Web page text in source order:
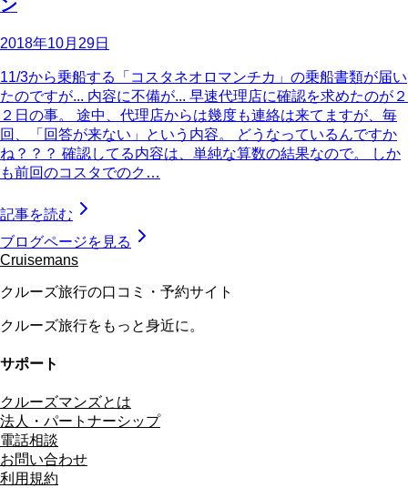
ン
2018年10月29日
11/3から乗船する「コスタネオロマンチカ」の乗船書類が届い
たのですが... 内容に不備が... 早速代理店に確認を求めたのが２
２日の事。 途中、代理店からは幾度も連絡は来てますが、毎
回、「回答が来ない」という内容。 どうなっているんですか
ね？？？ 確認してる内容は、単純な算数の結果なので。 しか
も前回のコスタでのク…
記事を読む
ブログページを見る
Cruisemans
クルーズ旅行の口コミ・予約サイト
クルーズ旅行をもっと身近に。
サポート
クルーズマンズとは
法人・パートナーシップ
電話相談
お問い合わせ
利用規約